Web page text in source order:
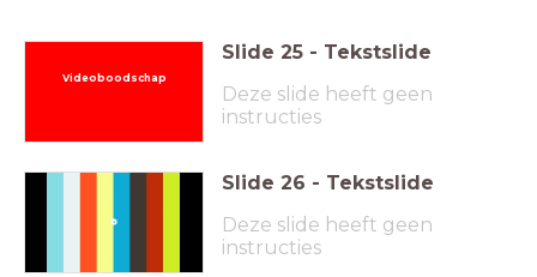
Videoboodschap
Slide 25 - Tekstslide
Deze slide heeft geen
instructies
Slide 26 - Tekstslide
Deze slide heeft geen
instructies